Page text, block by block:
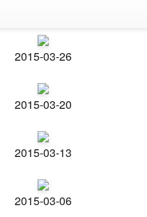
2015-03-26
2015-03-20
2015-03-13
2015-03-06